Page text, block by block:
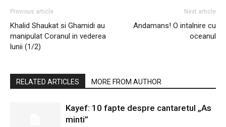
Previous article
Khalid Shaukat si Ghamidi au
manipulat Coranul in vederea
lunii (1/2)
Next article
Andamans! O intalnire cu
oceanul
RELATED ARTICLES MORE FROM AUTHOR
Kayef: 10 fapte despre cantaretul „As
minti”